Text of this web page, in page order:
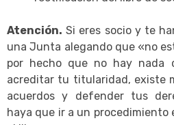
Atención. Si eres socio y te
una Junta alegando que «no
por hecho que no hay nada
acreditar tu titularidad, existe
acuerdos y defender tus
haya que ir a un procedimiento